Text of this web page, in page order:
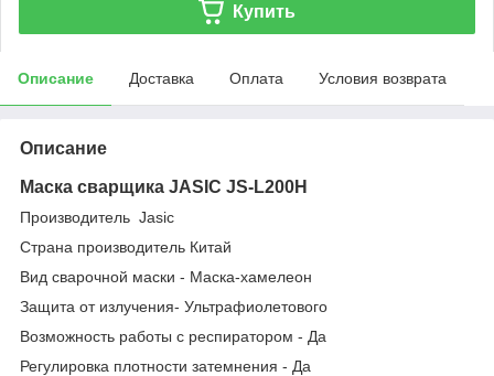
Купить
Описание Доставка Оплата Условия возврата
Описание
Маска сварщика JASIC JS-L200H
Производитель Jasic
Страна производитель Китай
Вид сварочной маски - Маска-хамелеон
Защита от излучения- Ультрафиолетового
Возможность работы с респиратором - Да
Регулировка плотности затемнения - Да